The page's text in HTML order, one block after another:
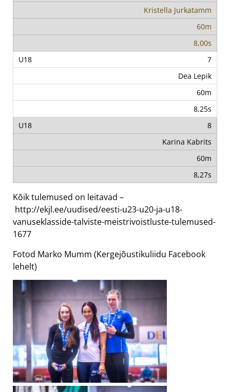
Kristella Jurkatamm
60m
8,00s
7
Dea Lepik
60m
8,25s
8
Karina Kabrits
60m
8,27s
Kõik tulemused on leitavad –
http://ekjl.ee/uudised/eesti-u23-u20-ja-u18-
vanuseklasside-talviste-meistrivoistluste-tulemused-
1677
Fotod Marko Mumm (Kergejõustikuliidu Facebook
lehelt)